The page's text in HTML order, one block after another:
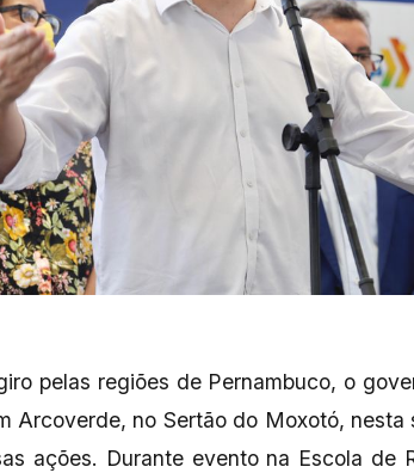
pelas regiões de Pernambuco, o
Arcoverde, no Sertão do Moxotó, nesta
ações. Durante evento na Escola de